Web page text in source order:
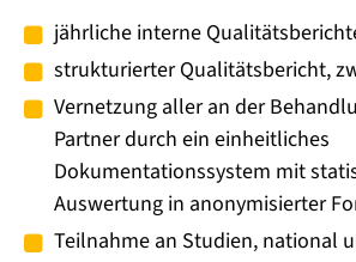
jährliche interne
strukturierter Qualitätsbericht,
Vernetzung aller an der
Partner durch ein einheitliches
Dokumentationssystem mit
Auswertung in anonymisierter
Teilnahme an Studien, national